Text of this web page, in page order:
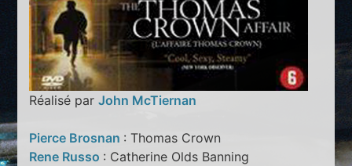
Réalisé parJohn McTiernan
Pierce Brosnan : Thomas Crown
Rene Russo : Catherine Olds Banning